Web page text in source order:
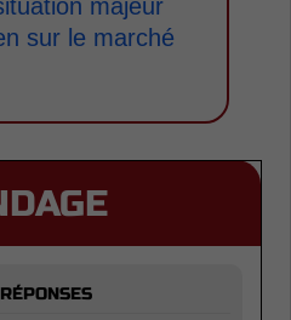
majeur
sur le marché